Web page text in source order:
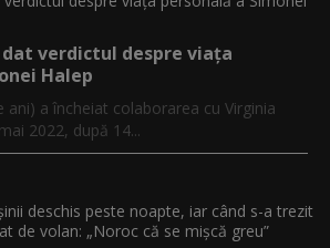
verdictul despre viața
Halep
ani) a încheiat colaborarea cu Virginia
2022, după 14...